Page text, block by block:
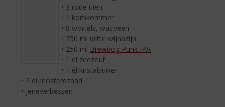
• 3 rode uien
• 1 komkommer
• 8 wortels, waspeen
• 250 ml witte wijnazijn
• 250 ml Brewdog Punk IPA
• 1 el zeezout
• 1 el kristalsuiker
• 2 el mosterdzaad
• jeneverbessen